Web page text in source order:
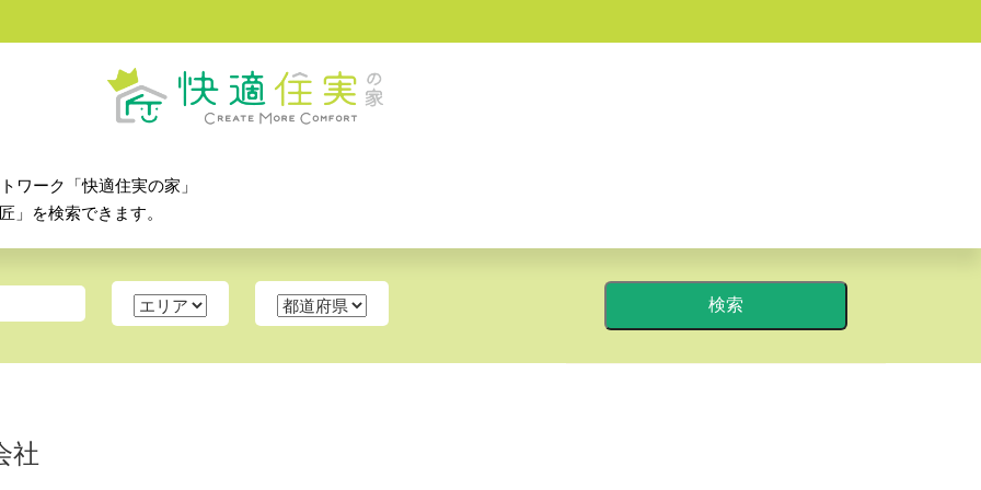
ワーク「快適住実の家」
」を検索できます。
社